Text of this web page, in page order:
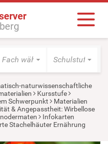
Fach wählen Schulstufe
naturwissenschaftliche
Kursstufe
Schwerpunkt
Materialien
& Angepasstheit: Wirbellose
Infokarten
Stachelhäuter Ernährung